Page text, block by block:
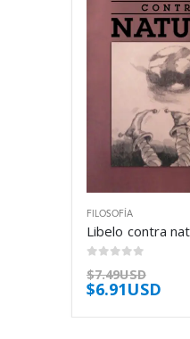
FILOSOFÍA
$7.49USD
$6.91USD